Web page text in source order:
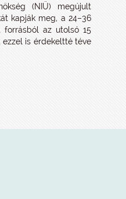
(NIÜ) megújult
kapják meg, a 24–36
forrásból az utolsó 15
is érdekeltté téve